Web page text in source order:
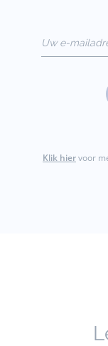
(voorbeeld:
Klik hiervoor